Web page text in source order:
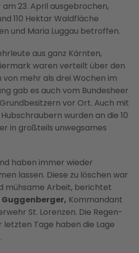
23. April ausgebrochen,
110 Hektar Waldfläche
und Maria Luggau betroffen.
aus ganz Kärnten,
waren verteilt über den
mehr als drei Wochen im
gab es auch vom Bundesheer
vor Ort. Auch mit
wurden an die 10
in großteils unwegsames
haben immer wieder
lassen. Diese zu löschen war
mühsame Arbeit, berichtet
Kommandant
St. Lorenzen. Die Regen-
letzten Tage haben die Lage